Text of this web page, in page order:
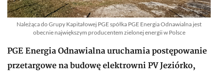
Należąca do Grupy Kapitałowej PGE spółka PGE Energia Odnawialna jest
obecnie największym producentem zielonej energii w Polsce
PGE Energia Odnawialna uruchamia postępowanie
przetargowe na budowę elektrowni PV Jeziórko,